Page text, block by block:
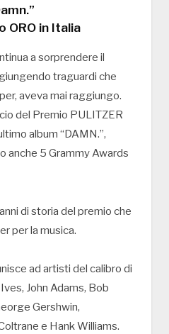
ORO in Italia
a sorprendere il
traguardi che
aveva mai raggiungo.
del Premio PULITZER
album “DAMN.”,
anche 5 Grammy Awards
di storia del premio che
per la musica.
ad artisti del calibro di
John Adams, Bob
Gershwin,
e Hank Williams.